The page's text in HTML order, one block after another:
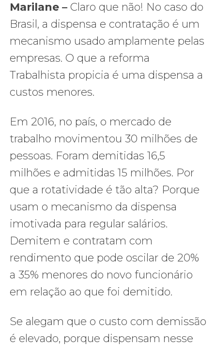
Marilane – Claro que não! No caso do
Brasil, a dispensa e contratação é um
mecanismo usado amplamente pelas
empresas. O que a reforma
Trabalhista propicia é uma dispensa a
custos menores.
Em 2016, no país, o mercado de
trabalho movimentou 30 milhões de
pessoas. Foram demitidas 16,5
milhões e admitidas 15 milhões. Por
que a rotatividade é tão alta? Porque
usam o mecanismo da dispensa
imotivada para regular salários.
Demitem e contratam com
rendimento que pode oscilar de 20%
a 35% menores do novo funcionário
em relação ao que foi demitido.
Se alegam que o custo com demissão
é elevado, porque dispensam nesse